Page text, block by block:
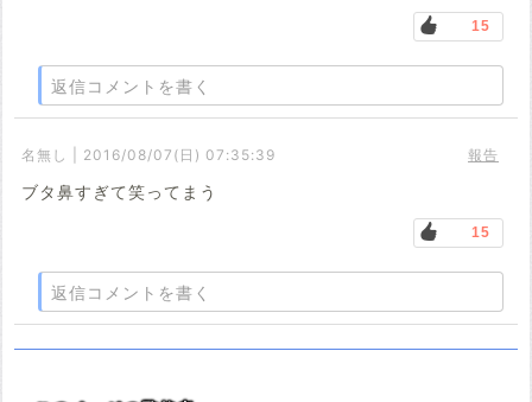
15
返信コメントを書く
名無し | 2016/08/07(日) 07:35:39 報告
ブタ鼻すぎて笑ってまう
15
返信コメントを書く